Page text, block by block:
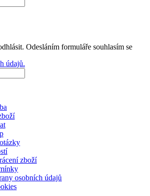
Odesláním formuláře souhlasím se
údajů.
zboží
osobních údajů